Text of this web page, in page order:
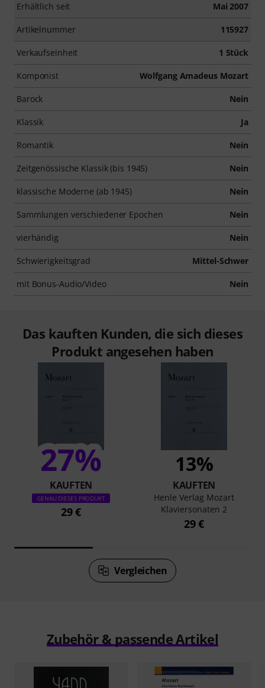
Erhältlich seit Mai 2007
Artikelnummer 115927
Verkaufseinheit 1 Stück
Komponist Wolfgang Amadeus Mozart
Barock Nein
Klassik Ja
Romantik Nein
Zeitgenössische Klassik (bis 1945) Nein
klassische Moderne (ab 1945) Nein
Sammlungen verschiedener Epochen Nein
vierhändig Nein
Schwierigkeitsgrad Mittel-Schwer
mit Bonus-Audio/Video Nein
Das kauften Kunden, die sich dieses
Produkt angesehen haben
27%
KAUFTEN
GENAU DIESES PRODUKT
29 €
13%
KAUFTEN
Henle Verlag Mozart
Klaviersonaten 2
29 €
Vergleichen
Zubehör & passende Artikel